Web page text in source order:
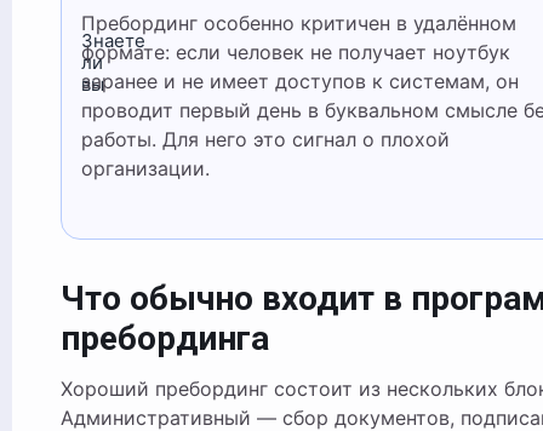
Знаете
ли
вы
Пребординг особенно критичен в удалённом
формате: если человек не получает ноутбук
заранее и не имеет доступов к системам, он
проводит первый день в буквальном смысле
работы. Для него это сигнал о плохой
организации.
Что обычно входит в
пребординга
Хороший пребординг состоит из нескольких
Административный — сбор документов,